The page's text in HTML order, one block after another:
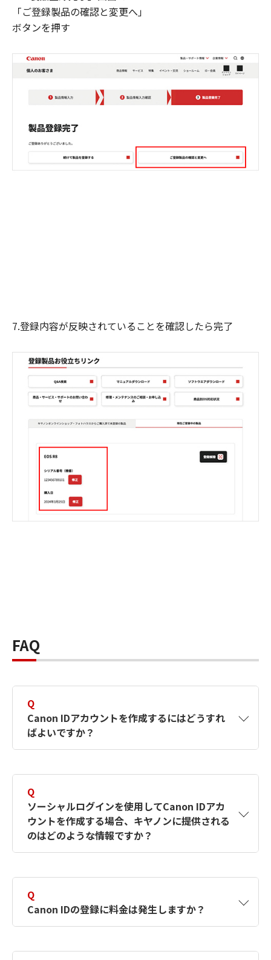
「ご登録製品の確認と変更へ」
ボタンを押す
7.登録内容が反映されていることを確認したら完了
FAQ
Q
Canon IDアカウントを作成するにはどうすれ
ばよいですか？
す。詳しい作成方法は【カメラ】Canon IDとは
何ですか？Canon IDの作成方法は？をご確認く
ださい。
Q
ソーシャルログインを使用してCanon IDアカ
ウントを作成する場合、キヤノンに提供される
のはどのような情報ですか？
択したサービスから取得します。アカウントを
簡単に作成できるように、この情報を使用して
Canon IDの登録フォームを入力します。
Q
Canon IDの登録に料金は発生しますか？